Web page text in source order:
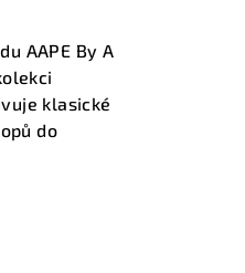
AAPE By A
klasické
do